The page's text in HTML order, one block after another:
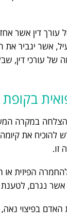
עורך דין אשר
אשר יגביר
עורכי דין,
במקרה
להוכיח את
זו.
הפיזית
אשר נגרם,
בפיצוי